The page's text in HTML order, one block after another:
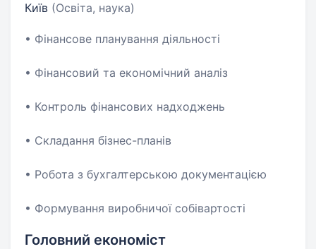
Київ (Освіта, наука)
• Фінансове планування діяльності
• Фінансовий та економічний аналіз
• Контроль фінансових надходжень
• Складання бізнес-планів
• Робота з бухгалтерською документацією
• Формування виробничої собівартості
Головний економіст